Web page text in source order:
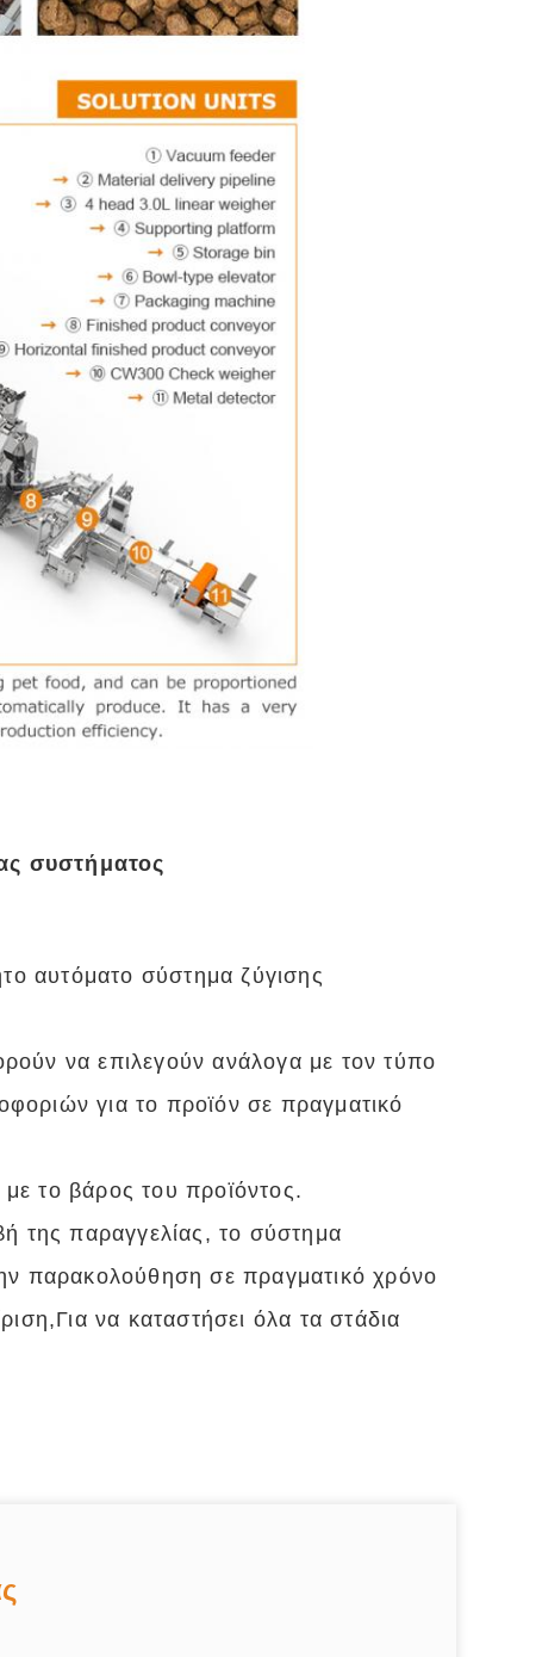
συστήματος
αυτόματο σύστημα ζύγισης
να επιλεγούν ανάλογα με τον τύπο
για το προϊόν σε πραγματικό
το βάρος του προϊόντος.
της παραγγελίας, το σύστημα
παρακολούθηση σε πραγματικό χρόνο
να καταστήσει όλα τα στάδια